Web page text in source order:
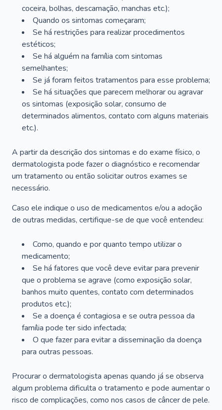
coceira, bolhas, descamação, manchas etc.);
Quando os sintomas começaram;
Se há restrições para realizar procedimentos
estéticos;
Se há alguém na família com sintomas
semelhantes;
Se já foram feitos tratamentos para esse problema;
Se há situações que parecem melhorar ou agravar
os sintomas (exposição solar, consumo de
determinados alimentos, contato com alguns materiais
etc.).
A partir da descrição dos sintomas e do exame físico, o
dermatologista pode fazer o diagnóstico e recomendar
um tratamento ou então solicitar outros exames se
necessário.
Caso ele indique o uso de medicamentos e/ou a adoção
de outras medidas, certifique-se de que você entendeu:
Como, quando e por quanto tempo utilizar o
medicamento;
Se há fatores que você deve evitar para prevenir
que o problema se agrave (como exposição solar,
banhos muito quentes, contato com determinados
produtos etc.);
Se a doença é contagiosa e se outra pessoa da
família pode ter sido infectada;
O que fazer para evitar a disseminação da doença
para outras pessoas.
Procurar o dermatologista apenas quando já se observa
algum problema dificulta o tratamento e pode aumentar o
risco de complicações, como nos casos de câncer de pele.